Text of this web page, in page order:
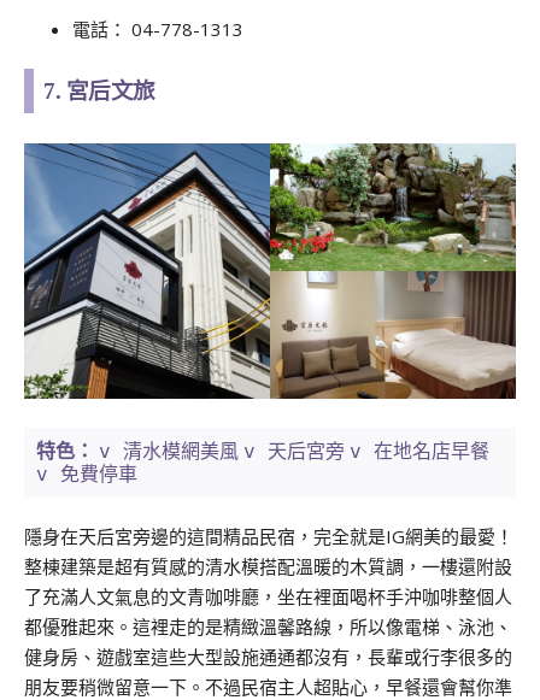
電話： 04-778-1313
7. 宮后文旅
特色： v 清水模網美風 v 天后宮旁 v 在地名店早餐
v 免費停車
隱身在天后宮旁邊的這間精品民宿，完全就是IG網美的最愛！
整棟建築是超有質感的清水模搭配溫暖的木質調，一樓還附設
了充滿人文氣息的文青咖啡廳，坐在裡面喝杯手沖咖啡整個人
都優雅起來。這裡走的是精緻溫馨路線，所以像電梯、泳池、
健身房、遊戲室這些大型設施通通都沒有，長輩或行李很多的
朋友要稍微留意一下。不過民宿主人超貼心，早餐還會幫你準